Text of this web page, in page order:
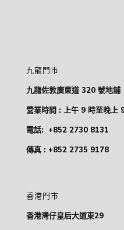
九龍門市
九龍佐敦廣東道 320 號地舖
營業時間 : 上午 9 時至晚上
電話: +852 2730 8131
傳真 : +852 2735 9178
香港門市
香港灣仔皇后大道東29